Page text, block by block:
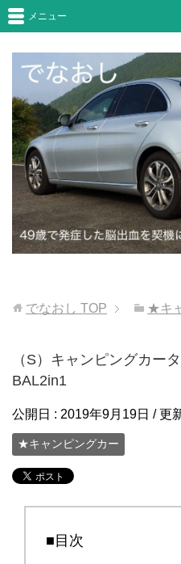
メニュー
でなおし TOP ★キ
（S）キャンピングカー
BAL2in1
公開日 : 2019年9月19日 / 更
★キャンピングカー
■目次